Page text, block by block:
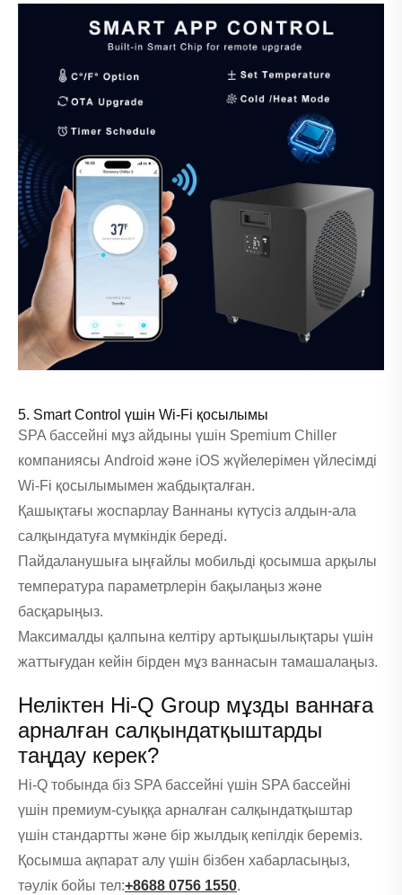
5. Smart Control үшін Wi-Fi қосылымы
SPA бассейні мұз айдыны үшін Spemium Chiller
компаниясы Android және iOS жүйелерімен үйлесімді
Wi-Fi қосылымымен жабдықталған.
Қашықтағы жоспарлау Ваннаны күтусіз алдын-ала
салқындатуға мүмкіндік береді.
Пайдаланушыға ыңғайлы мобильді қосымша арқылы
температура параметрлерін бақылаңыз және
басқарыңыз.
Максималды қалпына келтіру артықшылықтары үшін
жаттығудан кейін бірден мұз ваннасын тамашалаңыз.
Неліктен Hi-Q Group мұзды ваннаға
арналған салқындатқыштарды
таңдау керек?
Hi-Q тобында біз SPA бассейні үшін SPA бассейні
үшін премиум-суыққа арналған салқындатқыштар
үшін стандартты және бір жылдық кепілдік береміз.
Қосымша ақпарат алу үшін бізбен хабарласыңыз,
тәулік бойы тел:+8688 0756 1550.